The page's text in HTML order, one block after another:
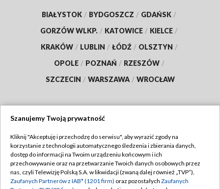
BIAŁYSTOK / BYDGOSZCZ / GDAŃSK /
GORZÓW WLKP. / KATOWICE / KIELCE /
KRAKÓW / LUBLIN / ŁÓDŹ / OLSZTYN /
OPOLE / POZNAŃ / RZESZÓW /
SZCZECIN / WARSZAWA / WROCŁAW
TVP
Abonament TVP
Emisja w TVP
Regulamin TVP
Polityka prywatności
Szanujemy Twoją prywatność
Kliknij "Akceptuję i przechodzę do serwisu", aby wyrazić zgody na
korzystanie z technologii automatycznego śledzenia i zbierania danych,
dostęp do informacji na Twoim urządzeniu końcowym i ich
przechowywanie oraz na przetwarzanie Twoich danych osobowych przez
nas, czyli Telewizję Polską S.A. w likwidacji (zwaną dalej również „TVP”),
Zaufanych Partnerów z IAB* (1201 firm) oraz pozostałych Zaufanych